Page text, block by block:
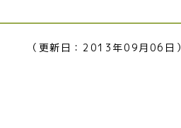
（更新日：2013年09月06日）